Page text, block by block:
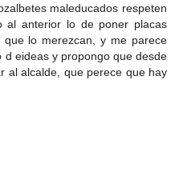
maleducados respeten
al anterior lo de poner placas
que lo merezcan, y me parece
d eideas y propongo que desde
al alcalde, que perece que hay